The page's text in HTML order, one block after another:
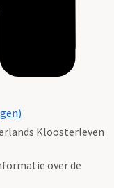
Kloosterleven
over de